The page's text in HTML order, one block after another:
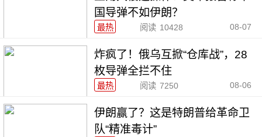
国导弹不如伊朗？
最热 阅读 10428 08-07
炸疯了！俄乌互掀“仓库战”，28
枚导弹全拦不住
最热 阅读 7250 08-06
伊朗赢了？这是特朗普给革命卫
队“精准毒计”